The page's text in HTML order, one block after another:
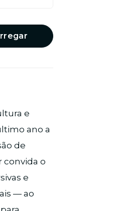
e
ano a
de
convida o
e
— ao